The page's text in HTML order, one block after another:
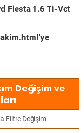
Fiesta 1.6 Ti-Vct
Değişim ve
Filtre Değişim